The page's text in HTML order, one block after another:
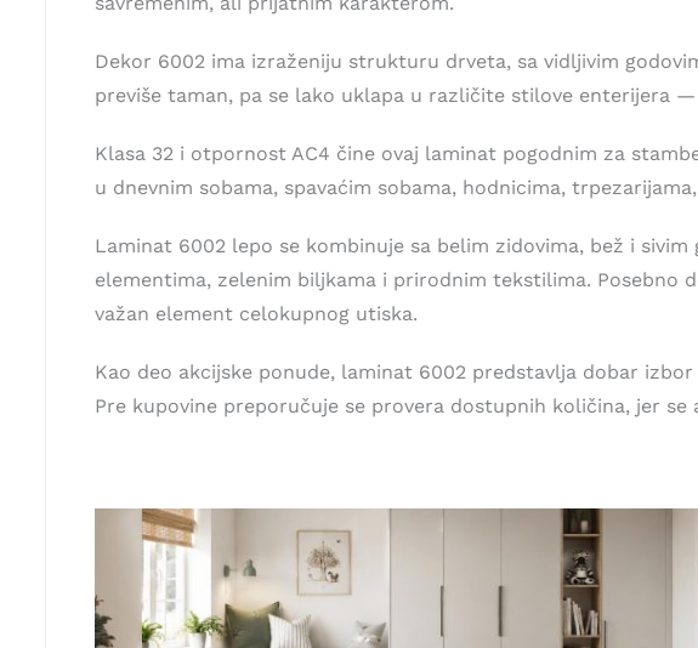
Dekor 6002 ima izraženiju strukturu drveta, sa vidljivim
previše taman, pa se lako uklapa u različite stilove enterijera
Klasa 32 i otpornost AC4 čine ovaj laminat pogodnim za
u dnevnim sobama, spavaćim sobama, hodnicima,
Laminat 6002 lepo se kombinuje sa belim zidovima, bež i
elementima, zelenim biljkama i prirodnim tekstilima. Posebno
važan element celokupnog utiska.
Kao deo akcijske ponude, laminat 6002 predstavlja dobar
Pre kupovine preporučuje se provera dostupnih količina, jer